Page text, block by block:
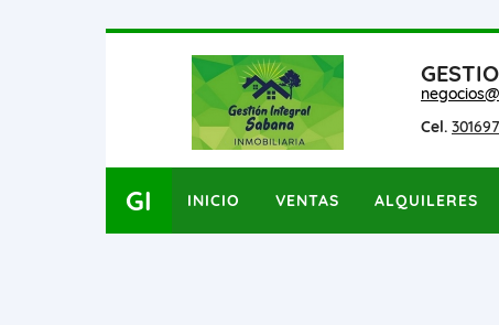
Cel.
GI INICIO VENTAS ALQUILERES